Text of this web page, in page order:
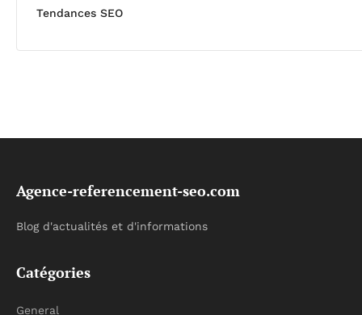
Tendances SEO
Agence-referencement-seo.com
Blog d'actualités et d'informations
Catégories
General